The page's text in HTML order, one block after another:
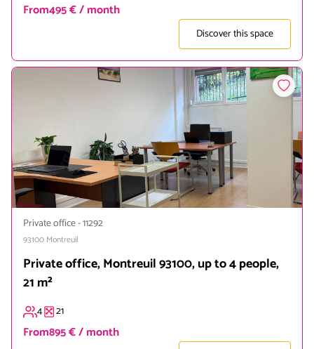
From495 € / month
Discover this space
Private office-11292
93100 Montreuil
Private office, Montreuil 93100, up to 4 people,
21 m²
4 21
From895 € / month